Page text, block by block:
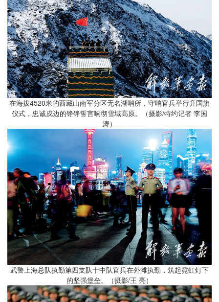
在海拔4520米的西藏山南军分区无名湖哨所，守哨官兵举行升国旗
仪式，忠诚戍边的铮铮誓言响彻雪域高原。（摄影/特约记者 李国
涛）
武警上海总队执勤第四支队十中队官兵在外滩执勤，筑起霓虹灯下
的坚强堡垒。（摄影/王 亮）